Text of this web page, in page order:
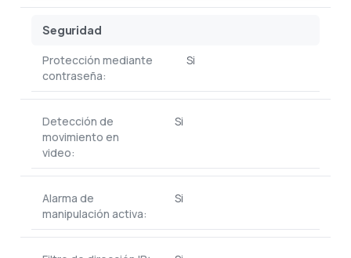
Seguridad
Protección mediante
contraseña:
Si
Detección de
movimiento en
video:
Si
Alarma de
manipulación activa:
Si